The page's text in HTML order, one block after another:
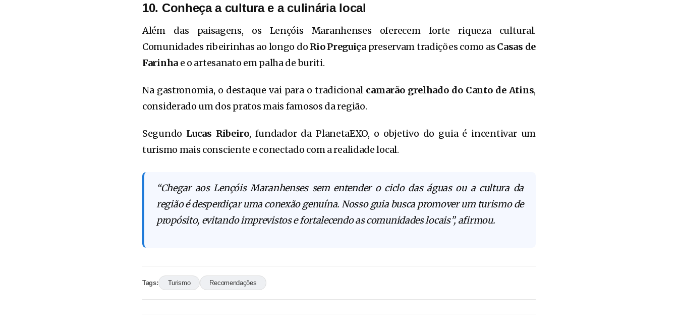
10. Conheça a cultura e a culinária local
Além das paisagens, os Lençóis Maranhenses oferecem forte riqueza cultural.
Comunidades ribeirinhas ao longo do Rio Preguiçapreservam tradições como as Casas de
Farinhae o artesanato em palha de buriti.
Na gastronomia, o destaque vai para o tradicional camarão grelhado do Canto de Atins,
considerado um dos pratos mais famosos da região.
Segundo Lucas Ribeiro, fundador da PlanetaEXO, o objetivo do guia é incentivar um
turismo mais consciente e conectado com a realidade local.
“Chegar aos Lençóis Maranhenses sem entender o ciclo das águas ou a cultura da
região é desperdiçar uma conexão genuína. Nosso guia busca promover um turismo de
propósito, evitando imprevistos e fortalecendo as comunidades locais”, afirmou.
Tags: Turismo Recomendações